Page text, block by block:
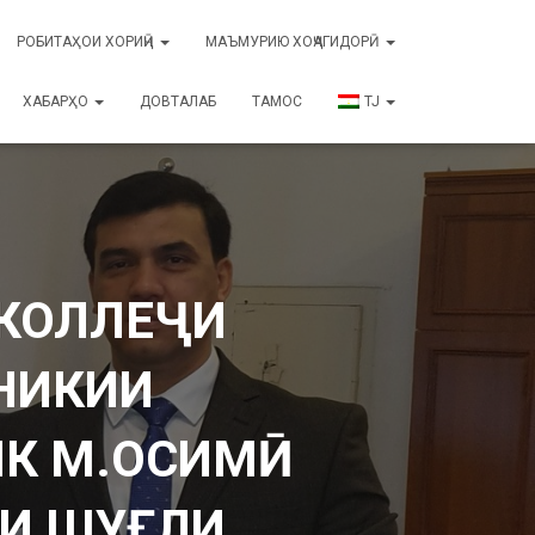
РОБИТАҲОИ ХОРИҶӢ МАЪМУРИЮ ХОҶАГИДОРӢ
ХАБАРҲО ДОВТАЛАБ ТАМОС TJ
М.ОСИМӢ